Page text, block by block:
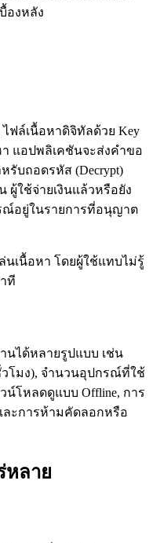
องหลัง
ไฟล์เนื้อหาดิจิทัลด้วย Key
า แอปพลิเคชันจะส่งคำขอ
หรับถอดรหัส (Decrypt)
ผู้ใช้จ่ายเงินแล้วหรือยัง
ณ์อยู่ในรายการที่อนุญาต
นเนื้อหา โดยผู้ใช้แทบไม่รู้
ที
นได้หลายรูปแบบ เช่น
วโมง), จำนวนอุปกรณ์ที่ใช้
โหลดดูแบบ Offline, การ
ละการห้ามคัดลอกหรือ
หลาย